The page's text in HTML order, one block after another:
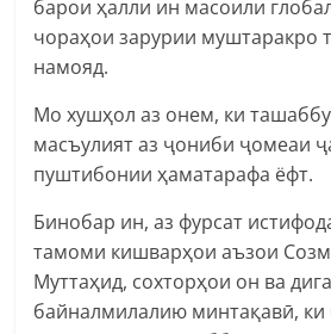
барои ҳалли ин масоили
чораҳои зарурии муштаракро
намояд.
Мо хушҳол аз онем, ки
масъулият аз ҷониби ҷомеаи
пуштибонии ҳаматарафа ёфт.
Бинобар ин, аз фурсат
тамоми кишварҳои аъзои
Муттаҳид, сохторҳои он ва
байналмилалию минтақавӣ, ки